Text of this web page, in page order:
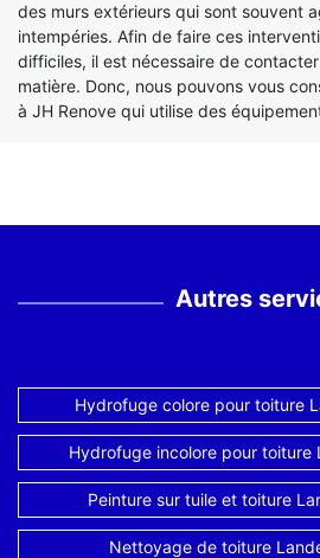
des murs extérieurs qui sont souvent
intempéries. Afin de faire ces
difficiles, il est nécessaire de
matière. Donc, nous pouvons vous
à JH Renove qui utilise des
Autres
Hydrofuge colore pour toiture
Hydrofuge incolore pour toiture
Peinture sur tuile et toiture
Nettoyage de toiture